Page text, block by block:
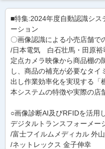
■特集:2024年度自動認識シス
ーション
〇画像認識による小売店舗で
/日本電気 白石壮馬・田原裕
定点カメラ映像から商品棚の
し、商品の補充が必要なタイ
出し作業効率化を実現する「
本システムの特徴や実際の店
○画像診断AI及びRFIDを活用
デジタルトランスフォーメー
/富士フイルムメディカル 外
/ネットレックス 金子伸幸